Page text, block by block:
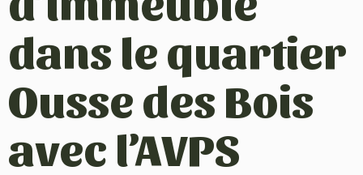
dans le quartier
Ousse des Bois
avec l’AVPS